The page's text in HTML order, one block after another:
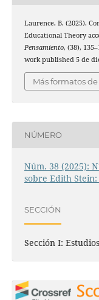
Laurence, B. (2025).
Educational Theory
Pensamiento, (38),
work published 5 de
Más formatos
NÚMERO
Núm. 38 (2025):
sobre Edith
SECCIÓN
Sección I: